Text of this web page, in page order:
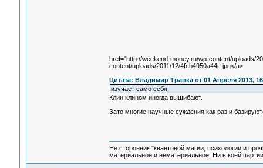
href="http://weekend-money.ru/wp-content/uploads/
content/uploads/2011/12/4fcb4950a44c.jpg</a>
Цитата: Владимир Травка от 01 Апреля 2013,
изучает само себя,
Клин клином иногда вышибают.
Зато многие научные суждения как раз и
Не сторонник "квантовой магии, психологии и
материальное и нематериальное. Ни в коей